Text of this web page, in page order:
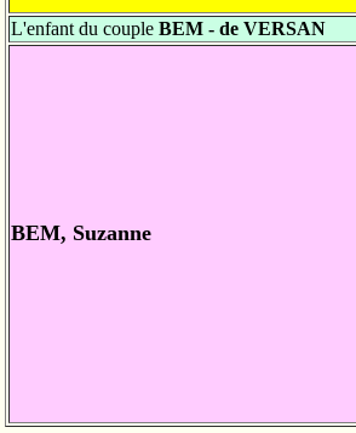
L'enfant du couple BEM - de VERSAN
BEM, Suzanne